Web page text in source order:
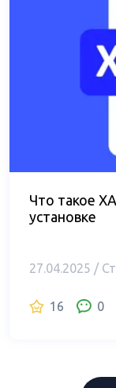
Что такое
установке
27.04.2025 /
16 0